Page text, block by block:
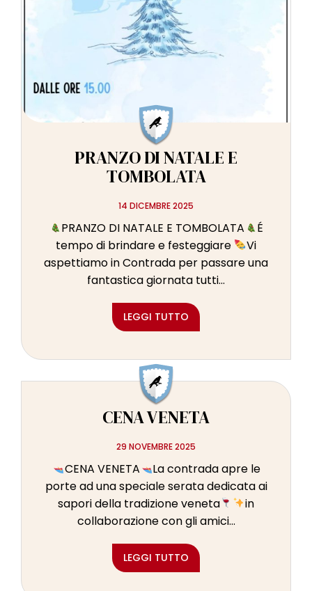
PRANZO DI NATALE E
TOMBOLATA
14 DICEMBRE 2025
PRANZO DI NATALE E TOMBOLATA
É
tempo di brindare e festeggiare
Vi
aspettiamo in Contrada per passare una
fantastica giornata tutti...
LEGGI TUTTO
CENA VENETA
29 NOVEMBRE 2025
CENA VENETA
La contrada apre le
porte ad una speciale serata dedicata ai
sapori della tradizione veneta
in
collaborazione con gli amici...
LEGGI TUTTO